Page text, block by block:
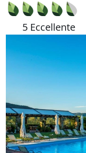
5 Eccellente